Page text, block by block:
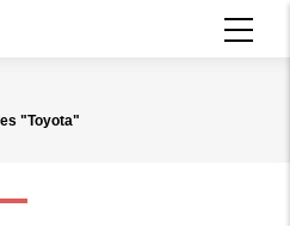
"Toyota"